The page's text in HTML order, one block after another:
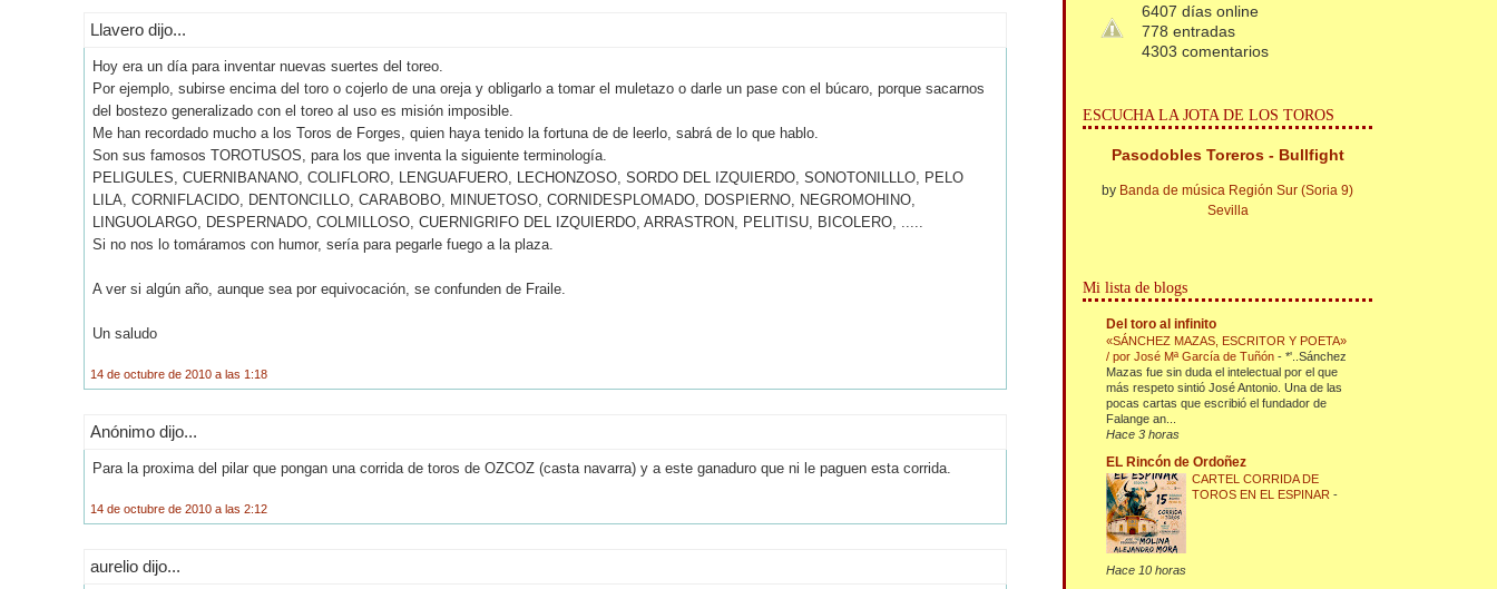
Llavero dijo...
Hoy era un día para inventar nuevas suertes del toreo.
Por ejemplo, subirse encima del toro o cojerlo de una oreja y obligarlo a tomar el muletazo o darle un pase con el búcaro, porque sacarnos
del bostezo generalizado con el toreo al uso es misión imposible.
Me han recordado mucho a los Toros de Forges, quien haya tenido la fortuna de de leerlo, sabrá de lo que hablo.
Son sus famosos TOROTUSOS, para los que inventa la siguiente terminología.
PELIGULES, CUERNIBANANO, COLIFLORO, LENGUAFUERO, LECHONZOSO, SORDO DEL IZQUIERDO, SONOTONILLLO, PELO
LILA, CORNIFLACIDO, DENTONCILLO, CARABOBO, MINUETOSO, CORNIDESPLOMADO, DOSPIERNO, NEGROMOHINO,
LINGUOLARGO, DESPERNADO, COLMILLOSO, CUERNIGRIFO DEL IZQUIERDO, ARRASTRON, PELITISU, BICOLERO, .....
Si no nos lo tomáramos con humor, sería para pegarle fuego a la plaza.
A ver si algún año, aunque sea por equivocación, se confunden de Fraile.
Un saludo
14 de octubre de 2010 a las 1:18
Anónimo dijo...
Para la proxima del pilar que pongan una corrida de toros de OZCOZ (casta navarra) y a este ganaduro que ni le paguen esta corrida.
14 de octubre de 2010 a las 2:12
aurelio dijo...
6407 días online
778 entradas
4303 comentarios
ESCUCHA LA JOTA DE LOS TOROS
Pasodobles Toreros - Bullfight
by Banda de música Región Sur (Soria 9)
Sevilla
Mi lista de blogs
Del toro al infinito
«SÁNCHEZ MAZAS, ESCRITOR Y POETA»
/ por José Mª García de Tuñón-*'..Sánchez
Mazas fue sin duda el intelectual por el que
más respeto sintió José Antonio. Una de las
pocas cartas que escribió el fundador de
Falange an...
Hace 3 horas
EL Rincón de Ordoñez
CARTEL CORRIDA DE
TOROS EN EL ESPINAR-
Hace 10 horas